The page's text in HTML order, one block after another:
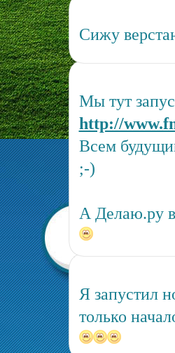
Сижу
Мы тут
http://
Всем
;-)
А Делаю.ру
Я запустил
только